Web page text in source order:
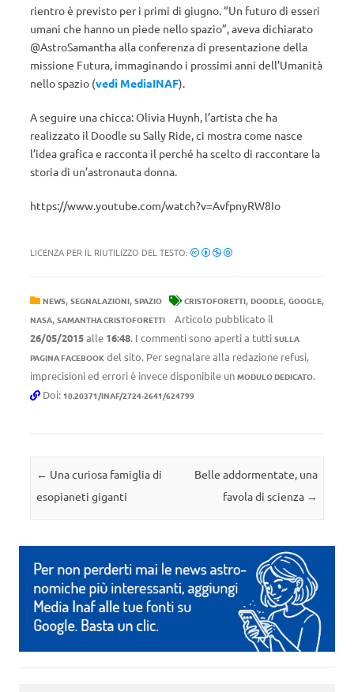
rientro è previsto per i primi di giugno. “Un futuro di esseri
umani che hanno un piede nello spazio”, aveva dichiarato
@AstroSamantha alla conferenza di presentazione della
missione Futura, immaginando i prossimi anni dell’Umanità
nello spazio (vedi MediaINAF).
A seguire una chicca: Olivia Huynh, l’artista che ha
realizzato il Doodle su Sally Ride, ci mostra come nasce
l’idea grafica e racconta il perché ha scelto di raccontare la
storia di un’astronauta donna.
https://www.youtube.com/watch?v=AvfpnyRW8Io
LICENZA PER IL RIUTILIZZO DEL TESTO:
NEWS, SEGNALAZIONI, SPAZIO CRISTOFORETTI, DOODLE, GOOGLE,
NASA, SAMANTHA CRISTOFORETTI
Articolo pubblicato il
26/05/2015alle 16:48. I commenti sono aperti a tutti SULLA
PAGINA FACEBOOK del sito. Per segnalare alla redazione refusi,
imprecisioni ed errori è invece disponibile un MODULO DEDICATO.
Doi: 10.20371/INAF/2724-2641/624799
Navigazione articolo
← Una curiosa famiglia di
esopianeti giganti
Belle addormentate, una
favola di scienza →